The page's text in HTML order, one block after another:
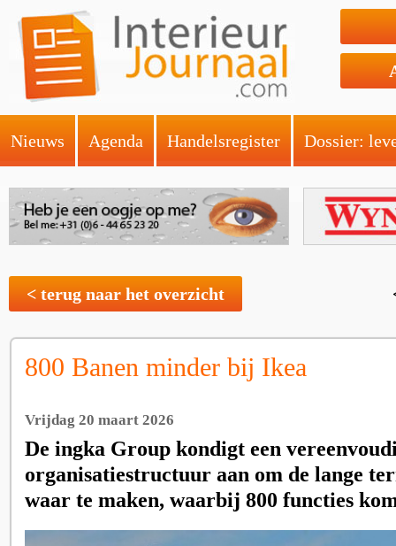
Nieuws Agenda Handelsregister Dossier:
< terug naar het overzicht
800 Banen minder bij Ikea
Vrijdag 20 maart 2026
De ingka Group kondigt een
organisatiestructuur aan om de lange
waar te maken, waarbij 800 functies